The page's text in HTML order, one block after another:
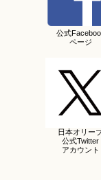
公式
ページ
日本オリー
公式Twitter
アカウント